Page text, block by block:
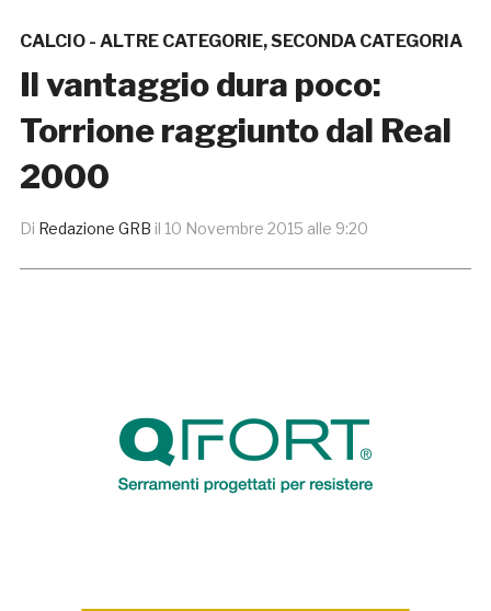
CALCIO - ALTRE CATEGORIE,SECONDA CATEGORIA
Il vantaggio dura poco:
Torrione raggiunto dal Real
2000
Di Redazione GRB il 10 Novembre 2015 alle 9:20